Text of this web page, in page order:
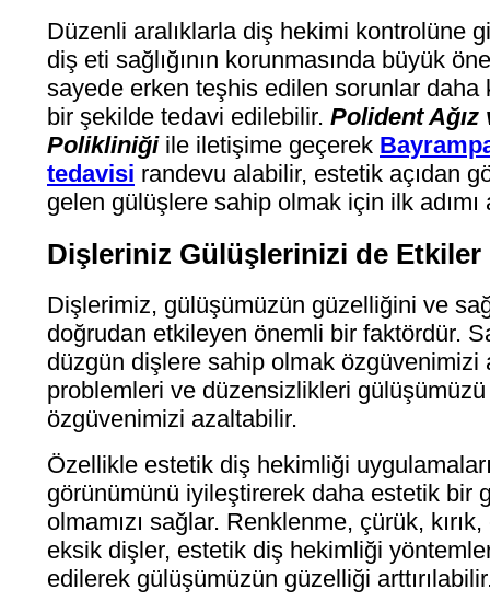
Düzenli aralıklarla diş hekimi kontrolüne
diş eti sağlığının korunmasında büyük
sayede erken teşhis edilen sorunlar daha
bir şekilde tedavi edilebilir. Polident Ağız
Polikliniğiile iletişime geçerek
tedavisi randevu alabilir, estetik açıdan
gelen gülüşlere sahip olmak için ilk
Dişleriniz Gülüşlerinizi de Etkiler
Dişlerimiz, gülüşümüzün güzelliğini ve
doğrudan etkileyen önemli bir faktördür.
düzgün dişlere sahip olmak özgüvenimizi
problemleri ve düzensizlikleri
özgüvenimizi azaltabilir.
Özellikle estetik diş hekimliği
görünümünü iyileştirerek daha estetik bir
olmamızı sağlar. Renklenme, çürük,
eksik dişler, estetik diş hekimliği
edilerek gülüşümüzün güzelliği